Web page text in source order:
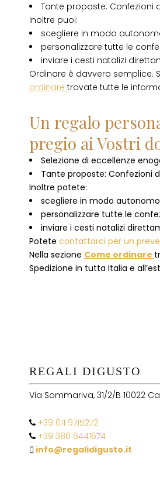
Tante proposte: Confezioni
Inoltre puoi:
scegliere in modo
personalizzare tutte le
inviare i cesti natalizi
Ordinare è davvero semplice.
ordinare trovate tutte le
Un regalo
pregio ai Vostri
Selezione di eccellenze
Tante proposte: Confezioni
Inoltre potete:
scegliere in modo
personalizzare tutte le
inviare i cesti natalizi
Potete contattarci per un
Nella sezione Come ordinare
Spedizione in tutta Italia e
REGALI DIGUSTO
Via Sommariva, 31/2/B 10022
+39 011 9715272
+39 380 6441674
info@regalidigusto.it